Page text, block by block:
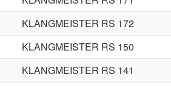
KLANGMEISTER RS 172
KLANGMEISTER RS 150
KLANGMEISTER RS 141